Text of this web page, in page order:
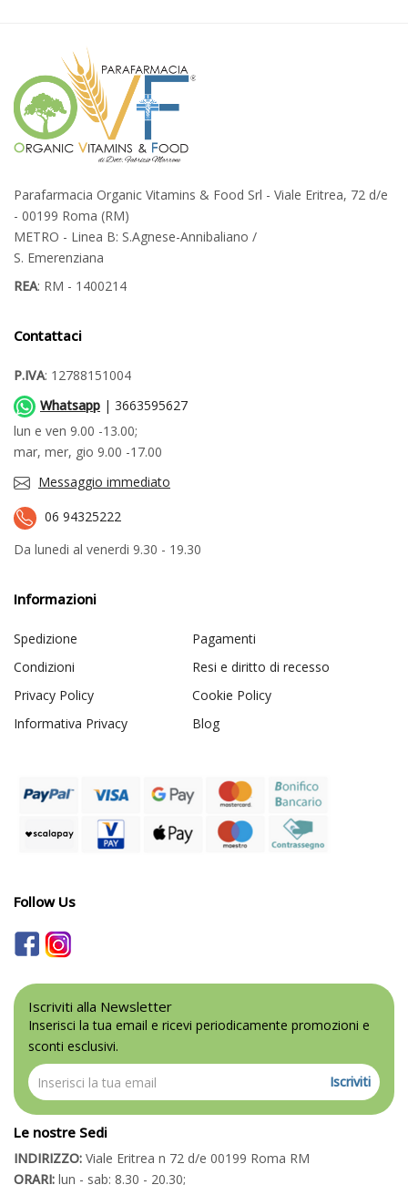
Parafarmacia Organic Vitamins & Food Srl - Viale Eritrea, 72 d/e
- 00199 Roma (RM)
METRO - Linea B: S.Agnese-Annibaliano /
S. Emerenziana
REA: RM - 1400214
Contattaci
P.IVA: 12788151004
Whatsapp | 3663595627
lun e ven 9.00 -13.00;
mar, mer, gio 9.00 -17.00
Messaggio immediato
06 94325222
Da lunedi al venerdi 9.30 - 19.30
Informazioni
Spedizione
Pagamenti
Condizioni
Resi e diritto di recesso
Privacy Policy
Cookie Policy
Informativa Privacy
Blog
Follow Us
Iscriviti alla Newsletter
Inserisci la tua email e ricevi periodicamente promozioni e
sconti esclusivi.
Iscriviti
Le nostre Sedi
INDIRIZZO: Viale Eritrea n 72 d/e 00199 Roma RM
ORARI: lun - sab: 8.30 - 20.30;